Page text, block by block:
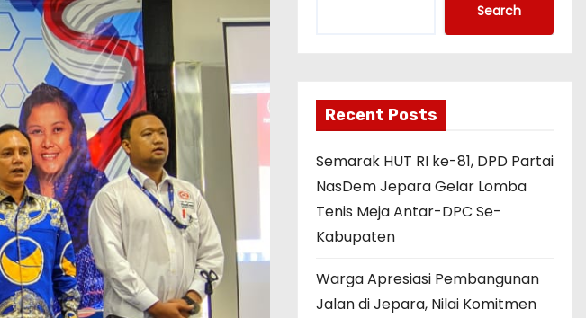
Search
Recent Posts
Semarak HUT RI ke-81, DPD Partai
NasDem Jepara Gelar Lomba
Tenis Meja Antar-DPC Se-
Kabupaten
Warga Apresiasi Pembangunan
Jalan di Jepara, Nilai Komitmen